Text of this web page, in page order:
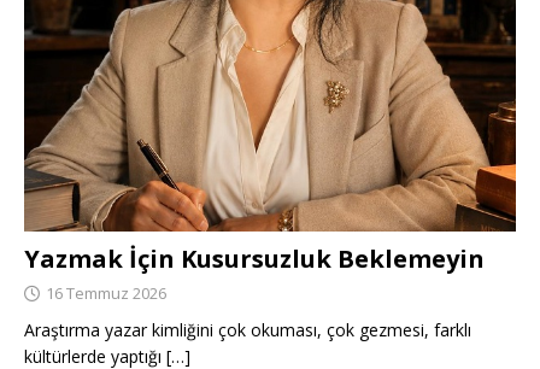
Yazmak İçin Kusursuzluk Beklemeyin
16 Temmuz 2026
Araştırma yazar kimliğini çok okuması, çok gezmesi, farklı
kültürlerde yaptığı […]